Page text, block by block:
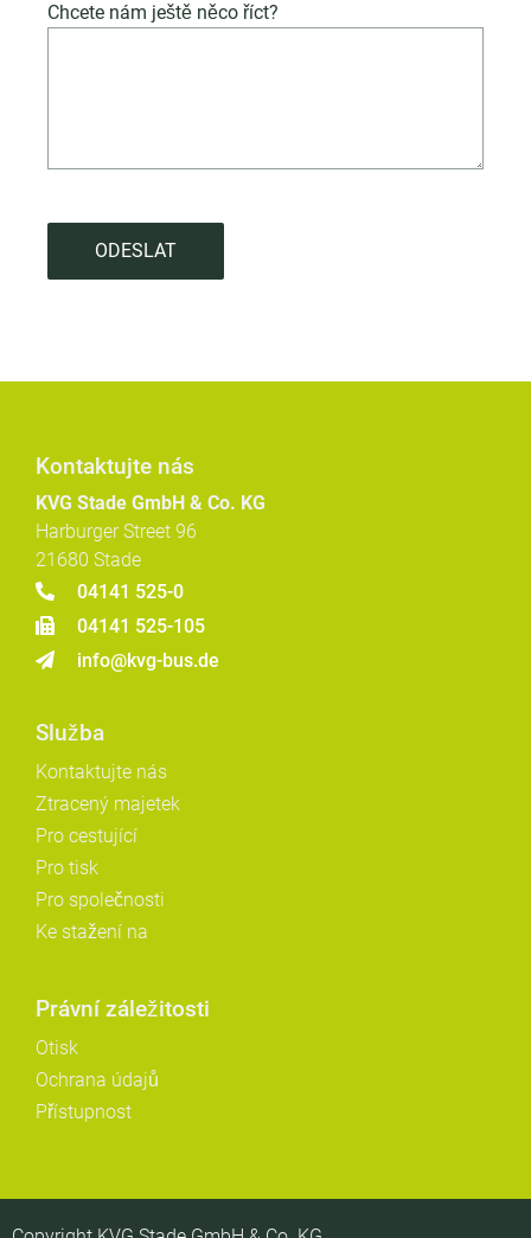
Chcete nám ještě něco říct?
ODESLAT
Kontaktujte nás
KVG Stade GmbH & Co. KG
Harburger Street 96
21680 Stade
04141 525-0
04141 525-105
info@kvg-bus.de
Služba
Kontaktujte nás
Ztracený majetek
Pro cestující
Pro tisk
Pro společnosti
Ke stažení na
Právní záležitosti
Otisk
Ochrana údajů
Přístupnost